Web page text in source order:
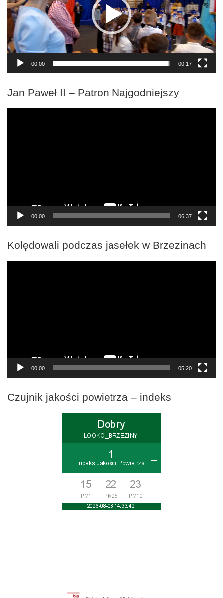
00:00 00:17
Jan Paweł II – Patron Najgodniejszy
00:00 06:37
Kolędowali podczas jasełek w Brzezinach
00:00 05:20
Czujnik jakości powietrza – indeks